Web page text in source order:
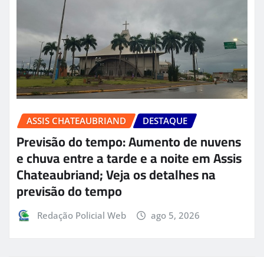
ASSIS CHATEAUBRIAND DESTAQUE
Previsão do tempo: Aumento de nuvens
e chuva entre a tarde e a noite em Assis
Chateaubriand; Veja os detalhes na
previsão do tempo
Redação Policial Web ago 5, 2026